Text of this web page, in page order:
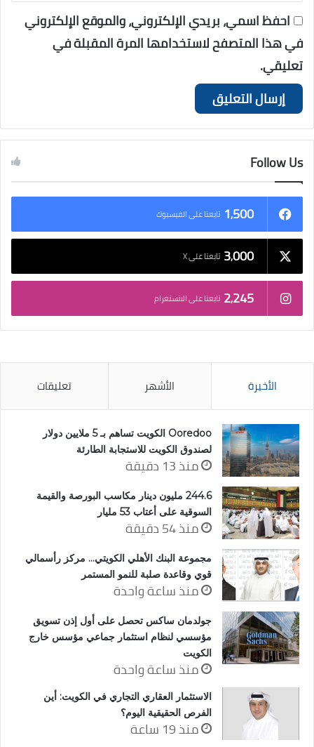
احفظ اسمي، بريدي الإلكتروني، والموقع الإلكتروني
في هذا المتصفح لاستخدامها المرة المقبلة في
تعليقي.
Follow Us
1٬500 تابعنا على الفيسبوك
3٬000 تابعنا على X
2٬245 تابعنا على الانستغرام
الأخيرة الأشهر تعليقات
Ooredoo الكويت تساهم بـ 5 ملايين دولار
لصندوق الكويت للاستجابة الطارئة
منذ 13 دقيقة
244.6 مليون دينار مكاسب البورصة والقيمة
السوقية على أعتاب 53 مليار
منذ 54 دقيقة
مجموعة البنك الأهلي الكويتي… مركز رأسمالي
قوي وقاعدة صلبة للنمو المستمر
منذ ساعة واحدة
جولدمان ساكس تحصل على أول إذن تسويق
مؤسسي لنظام استثمار جماعي مؤسس خارج
الكويت
منذ ساعة واحدة
الاستثمار العقاري التجاري في الكويت: أين
الفرص الحقيقية اليوم؟
منذ 19 ساعة